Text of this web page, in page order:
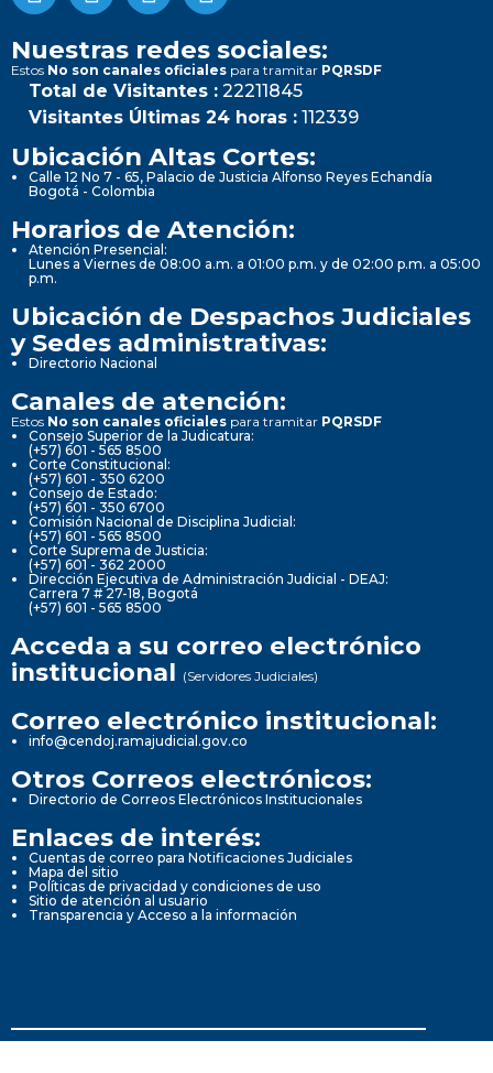
Nuestras redes sociales:
Estos No son canales oficiales para tramitar PQRSDF
Total de Visitantes : 22211845
Visitantes Últimas 24 horas : 112339
Ubicación Altas Cortes:
Calle 12 No 7 - 65, Palacio de Justicia Alfonso Reyes Echandía
Bogotá - Colombia
Horarios de Atención:
Atención Presencial:
Lunes a Viernes de 08:00 a.m. a 01:00 p.m. y de 02:00 p.m. a 05:00
p.m.
Ubicación de Despachos Judiciales
y Sedes administrativas:
Directorio Nacional
Canales de atención:
Estos No son canales oficiales para tramitar PQRSDF
Consejo Superior de la Judicatura:
(+57) 601 - 565 8500
Corte Constitucional:
(+57) 601 - 350 6200
Consejo de Estado:
(+57) 601 - 350 6700
Comisión Nacional de Disciplina Judicial:
(+57) 601 - 565 8500
Corte Suprema de Justicia:
(+57) 601 - 362 2000
Dirección Ejecutiva de Administración Judicial - DEAJ:
Carrera 7 # 27-18, Bogotá
(+57) 601 - 565 8500
Acceda a su correo electrónico
institucional (Servidores Judiciales)
Correo electrónico institucional:
info@cendoj.ramajudicial.gov.co
Otros Correos electrónicos:
Directorio de Correos Electrónicos Institucionales
Enlaces de interés:
Cuentas de correo para Notificaciones Judiciales
Mapa del sitio
Políticas de privacidad y condiciones de uso
Sitio de atención al usuario
Transparencia y Acceso a la información